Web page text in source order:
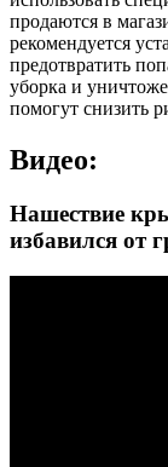
продаются в
рекомендуется
предотвратить
уборка и
помогут снизить
Видео:
Нашествие
избавился от